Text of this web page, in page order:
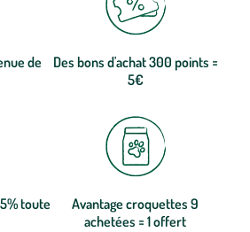
de
Des bons d'achat 300 points =
5€
toute
Avantage croquettes 9
achetées = 1 offert